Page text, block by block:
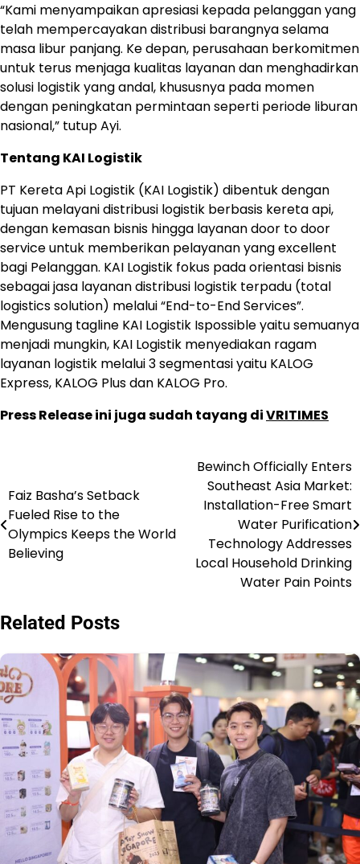
“Kami menyampaikan apresiasi kepada pelanggan yang
telah mempercayakan distribusi barangnya selama
masa libur panjang. Ke depan, perusahaan berkomitmen
untuk terus menjaga kualitas layanan dan menghadirkan
solusi logistik yang andal, khususnya pada momen
dengan peningkatan permintaan seperti periode liburan
nasional,” tutup Ayi.
Tentang KAI Logistik
PT Kereta Api Logistik (KAI Logistik) dibentuk dengan
tujuan melayani distribusi logistik berbasis kereta api,
dengan kemasan bisnis hingga layanan door to door
service untuk memberikan pelayanan yang excellent
bagi Pelanggan. KAI Logistik fokus pada orientasi bisnis
sebagai jasa layanan distribusi logistik terpadu (total
logistics solution) melalui “End-to-End Services”.
Mengusung tagline KAI Logistik Ispossible yaitu semuanya
menjadi mungkin, KAI Logistik menyediakan ragam
layanan logistik melalui 3 segmentasi yaitu KALOG
Express, KALOG Plus dan KALOG Pro.
Press Release ini juga sudah tayang diVRITIMES
navigation
Faiz Basha’s Setback
Fueled Rise to the
Olympics Keeps the World
Believing
Bewinch Officially Enters
Southeast Asia Market:
Installation-Free Smart
Water Purification
Technology Addresses
Local Household Drinking
Water Pain Points
Related Posts